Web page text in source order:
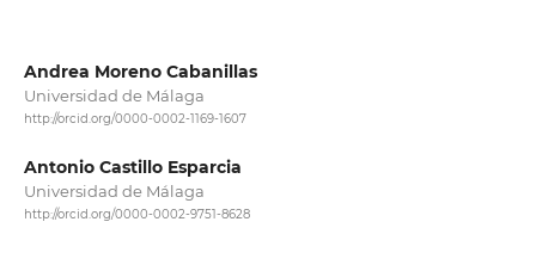
Andrea Moreno Cabanillas
Universidad de Málaga
http://orcid.org/0000-0002-1169-1607
Antonio Castillo Esparcia
Universidad de Málaga
http://orcid.org/0000-0002-9751-8628